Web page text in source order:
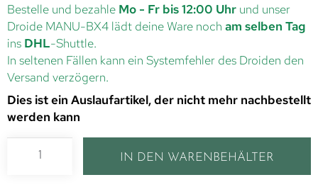
Bestelle und bezahle Mo - Fr bis 12:00 Uhr und unser
Droide MANU-BX4 lädt deine Ware noch am selben Tag
ins DHL-Shuttle.
In seltenen Fällen kann ein Systemfehler des Droiden den
Versand verzögern.
Dies ist ein Auslaufartikel, der nicht mehr nachbestellt
werden kann
IN DEN WARENBEHÄLTER